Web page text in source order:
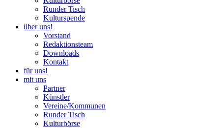
Runder Tisch
Kulturspende
über uns!
Vorstand
Redaktionsteam
Downloads
Kontakt
für uns!
mit uns
Partner
Künstler
Vereine/Kommunen
Runder Tisch
Kulturbörse